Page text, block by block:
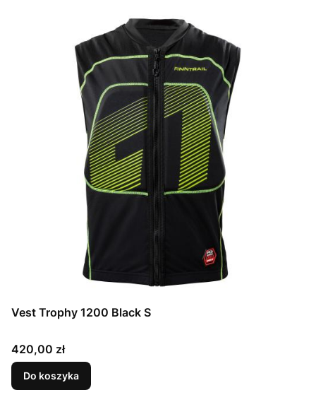
Vest Trophy 1200 Black S
Cena
420,00 zł
Do koszyka